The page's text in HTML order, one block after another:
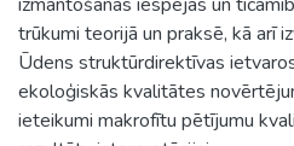
trūkumi teorijā un praksē, kā arī
Ūdens struktūrdirektīvas
ekoloģiskās kvalitātes
ieteikumi makrofītu pētījumu